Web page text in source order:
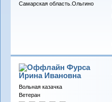
Самарская область.Ольгино
Фурса
Ирина Ивановна
Вольная казачка
Ветеран